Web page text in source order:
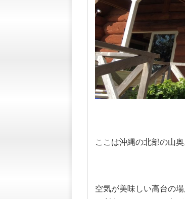
ここは沖縄の北部の山奥
空気が美味しい高台の